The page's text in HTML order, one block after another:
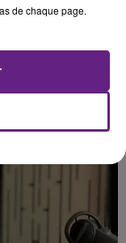
rédaction
de chaque page.